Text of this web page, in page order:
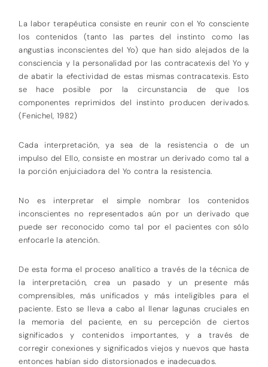
La labor terapéutica consiste en reunir con el Yo consciente
los contenidos (tanto las partes del instinto como las
angustias inconscientes del Yo) que han sido alejados de la
consciencia y la personalidad por las contracatexis del Yo y
de abatir la efectividad de estas mismas contracatexis. Esto
se hace posible por la circunstancia de que los
componentes reprimidos del instinto producen derivados.
(Fenichel, 1982)
Cada interpretación, ya sea de la resistencia o de un
impulso del Ello, consiste en mostrar un derivado como tal a
la porción enjuiciadora del Yo contra la resistencia.
No es interpretar el simple nombrar los contenidos
inconscientes no representados aún por un derivado que
puede ser reconocido como tal por el pacientes con sólo
enfocarle la atención.
De esta forma el proceso analítico a través de la técnica de
la interpretación, crea un pasado y un presente más
comprensibles, más unificados y más inteligibles para el
paciente. Esto se lleva a cabo al llenar lagunas cruciales en
la memoria del paciente, en su percepción de ciertos
significados y contenidos importantes, y a través de
corregir conexiones y significados viejos y nuevos que hasta
entonces habían sido distorsionados e inadecuados.